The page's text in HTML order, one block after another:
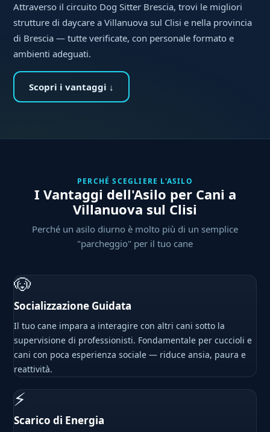
Attraverso il circuito Dog Sitter Brescia, trovi le migliori
strutture di daycare a Villanuova sul Clisi e nella provincia
di Brescia — tutte verificate, con personale formato e
ambienti adeguati.
Scopri i vantaggi ↓
PERCHÉ SCEGLIERE L'ASILO
I Vantaggi dell'Asilo per Cani a
Villanuova sul Clisi
Perché un asilo diurno è molto più di un semplice
"parcheggio" per il tuo cane
🐶
Socializzazione Guidata
Il tuo cane impara a interagire con altri cani sotto la
supervisione di professionisti. Fondamentale per cuccioli e
cani con poca esperienza sociale — riduce ansia, paura e
reattività.
⚡
Scarico di Energia